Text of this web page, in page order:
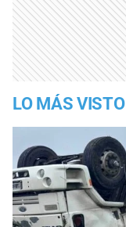
LO MÁS VISTO